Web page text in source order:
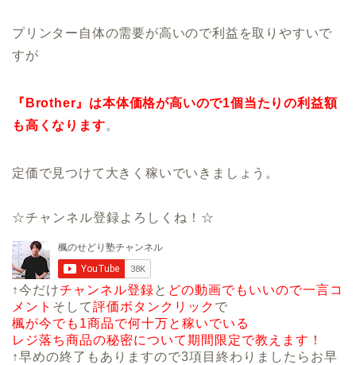
プリンター自体の需要が高いので利益を取りやすいで
すが
『Brother』は本体価格が高いので1個当たりの利益額
も高くなります。
定価で見つけて大きく稼いでいきましょう。
☆チャンネル登録よろしくね！☆
↑今だけチャンネル登録と どの動画でもいいので一言コ
メント そして評価ボタンクリック で
楓が今でも1商品で何十万と稼いでいる
レジ落ち商品の秘密について期間限定で教えます！
↑早めの終了もありますので3項目終わりましたらお早